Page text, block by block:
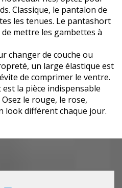
Classique, le pantalon de
les tenues. Le pantashort
mettre les gambettes à
changer de couche ou
un large élastique est
de comprimer le ventre.
la pièce indispensable
le rouge, le rose,
look différent chaque jour.